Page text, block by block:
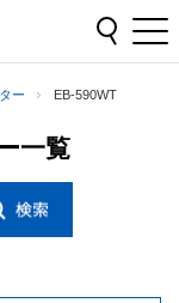
ー EB-590WT
一覧